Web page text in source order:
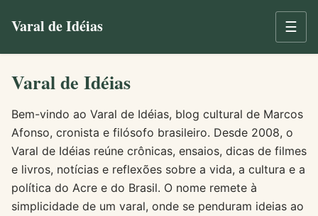
Varal de Idéias ☰
Varal de Idéias
Bem-vindo ao Varal de Idéias, blog cultural de Marcos
Afonso, cronista e filósofo brasileiro. Desde 2008, o
Varal de Idéias reúne crônicas, ensaios, dicas de filmes
e livros, notícias e reflexões sobre a vida, a cultura e a
política do Acre e do Brasil. O nome remete à
simplicidade de um varal, onde se penduram ideias ao